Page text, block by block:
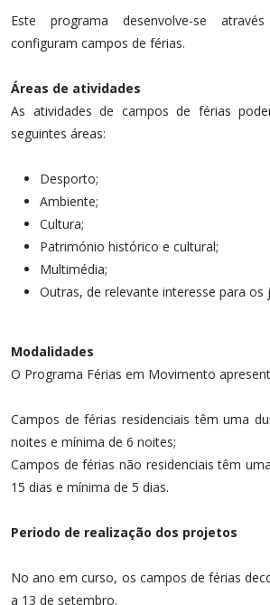
Este programa desenvolve-se
configuram campos de férias.
Áreas de atividades
As atividades de campos de férias
seguintes áreas:
Desporto;
Ambiente;
Cultura;
Património histórico e cultural;
Multimédia;
Outras, de relevante interesse para os
Modalidades
O Programa Férias em Movimento
Campos de férias residenciais têm uma
noites e mínima de 6 noites;
Campos de férias não residenciais têm
15 dias e mínima de 5 dias.
Periodo de realização dos projetos
No ano em curso, os campos de férias
a 13 de setembro.